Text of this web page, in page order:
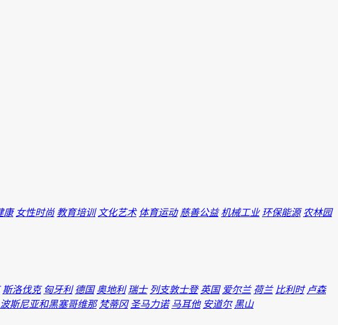
康 女性时尚 教育培训 文化艺术 体育运动 慈善公益 机械工业 环保能源 农林园
斯洛伐克 匈牙利 德国 奥地利 瑞士 列支敦士登 英国 爱尔兰 荷兰 比利时 卢森
波斯尼亚和黑塞哥维那 梵蒂冈 圣马力诺 马耳他 安道尔 黑山